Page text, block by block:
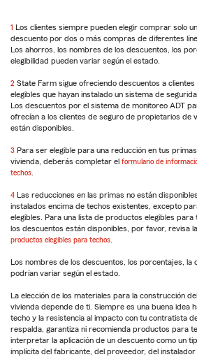
1 Return
to
reference
Los clientes siempre pueden elegir comprar solo
descuento por dos o más compras de diferentes
Los ahorros, los nombres de los descuentos, los
elegibilidad pueden variar según el estado.
2 Return
to
reference
State Farm sigue ofreciendo descuentos a
elegibles que hayan instalado un sistema de
Los descuentos por el sistema de monitoreo ADT
ofrecían a los clientes de seguro de propietarios de
están disponibles.
3 Return
to
reference
Para ser elegible para una reducción en tus
vivienda, deberás completar el formulario de
techos
4 Return
to
reference
Las reducciones en las primas no están
instalados encima de techos existentes, excepto
elegibles. Para una lista de productos elegibles
los descuentos están disponibles, por favor, revisa la
productos elegibles para techos
Los nombres de los descuentos, los porcentajes, la
podrían variar según el estado.
La elección de los materiales para la construcción
vivienda depende de ti. Siempre es una buena idea
techo y la resistencia al impacto con tu contratista
respalda, garantiza ni recomienda productos para
interpretar la aplicación de un descuento como un
implícita del fabricante, del proveedor, del instalador